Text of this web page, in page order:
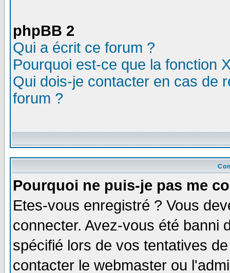
phpBB 2
Qui a écrit ce forum ?
Pourquoi est-ce que la fonction
Qui dois-je contacter en cas de
forum ?
Pourquoi ne puis-je pas me
Etes-vous enregistré ? Vous
connecter. Avez-vous été banni
spécifié lors de vos tentatives
contacter le webmaster ou